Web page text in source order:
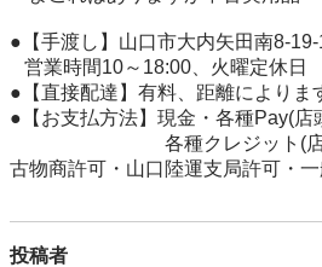
●【手渡し】山口市大内矢田南8-
●【直接配達】有料、距離によりま
●【お支払方法】現金・各種Pay(店
各種クレジット(店頭
古物商許可・山口陸運支局許可・
投稿者